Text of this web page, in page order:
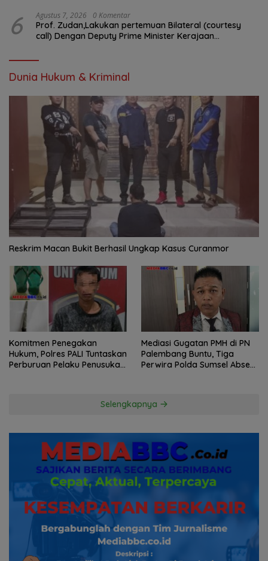
6 Agustus 7, 2026 0 Komentar
Prof. Zudan,Lakukan pertemuan Bilateral (courtesy
call) Dengan Deputy Prime Minister Kerajaan
ASN ASEAN
Dunia Hukum & Kriminal
Reskrim Macan Bukit Berhasil Ungkap Kasus Curanmor
Komitmen Penegakan
Hukum, Polres PALI Tuntaskan
Perburuan Pelaku Penusukan
Mediasi Gugatan PMH di PN
Palembang Buntu, Tiga
Perwira Polda Sumsel Absen,
Selengkapnya